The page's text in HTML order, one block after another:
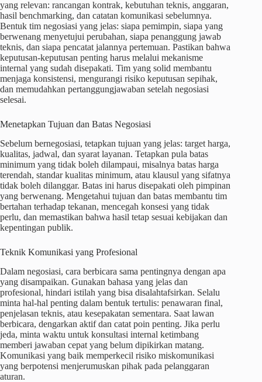
yang relevan: rancangan kontrak, kebutuhan teknis, anggaran,
hasil benchmarking, dan catatan komunikasi sebelumnya.
Bentuk tim negosiasi yang jelas: siapa pemimpin, siapa yang
berwenang menyetujui perubahan, siapa penanggung jawab
teknis, dan siapa pencatat jalannya pertemuan. Pastikan bahwa
keputusan-keputusan penting harus melalui mekanisme
internal yang sudah disepakati. Tim yang solid membantu
menjaga konsistensi, mengurangi risiko keputusan sepihak,
dan memudahkan pertanggungjawaban setelah negosiasi
selesai.
Menetapkan Tujuan dan Batas Negosiasi
Sebelum bernegosiasi, tetapkan tujuan yang jelas: target harga,
kualitas, jadwal, dan syarat layanan. Tetapkan pula batas
minimum yang tidak boleh dilampaui, misalnya batas harga
terendah, standar kualitas minimum, atau klausul yang sifatnya
tidak boleh dilanggar. Batas ini harus disepakati oleh pimpinan
yang berwenang. Mengetahui tujuan dan batas membantu tim
bertahan terhadap tekanan, mencegah konsesi yang tidak
perlu, dan memastikan bahwa hasil tetap sesuai kebijakan dan
kepentingan publik.
Teknik Komunikasi yang Profesional
Dalam negosiasi, cara berbicara sama pentingnya dengan apa
yang disampaikan. Gunakan bahasa yang jelas dan
profesional, hindari istilah yang bisa disalahtafsirkan. Selalu
minta hal-hal penting dalam bentuk tertulis: penawaran final,
penjelasan teknis, atau kesepakatan sementara. Saat lawan
berbicara, dengarkan aktif dan catat poin penting. Jika perlu
jeda, minta waktu untuk konsultasi internal ketimbang
memberi jawaban cepat yang belum dipikirkan matang.
Komunikasi yang baik memperkecil risiko miskomunikasi
yang berpotensi menjerumuskan pihak pada pelanggaran
aturan.